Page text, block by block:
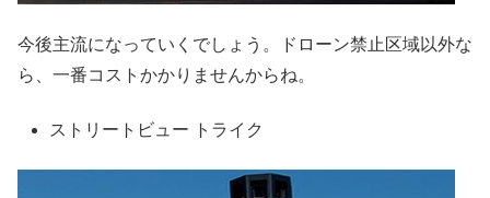
今後主流になっていくでしょう。ドローン禁止区域以外な
ら、一番コストかかりませんからね。
ストリートビュー トライク